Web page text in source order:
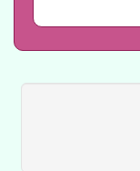
用
本
招
適
本